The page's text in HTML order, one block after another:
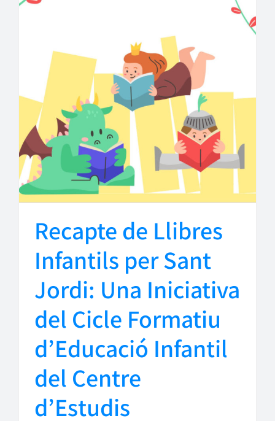
Recapte de Llibres
Infantils per Sant
Jordi: Una Iniciativa
del Cicle Formatiu
d’Educació Infantil
del Centre
d’Estudis